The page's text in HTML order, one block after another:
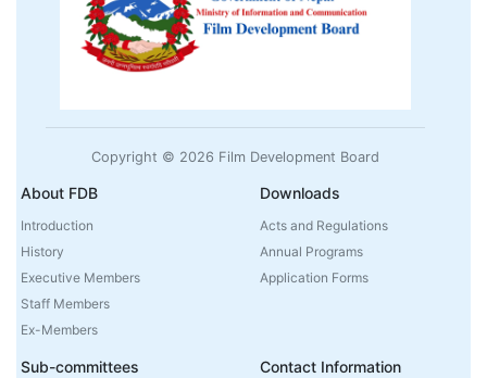
Copyright © 2026 Film Development Board
About FDB
Introduction
History
Executive Members
Staff Members
Ex-Members
Downloads
Acts and Regulations
Annual Programs
Application Forms
Sub-committees Contact Information